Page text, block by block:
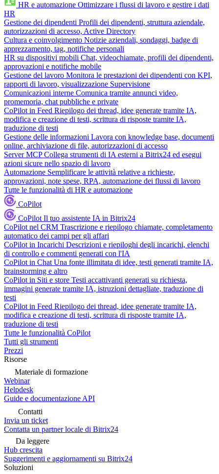
HR e automazione Ottimizzare i flussi di lavoro e gestire i dati
HR
Gestione dei dipendenti Profili dei dipendenti, struttura aziendale,
autorizzazioni di accesso, Active Directory
Cultura e coinvolgimento Notizie aziendali, sondaggi, badge di
apprezzamento, tag, notifiche personali
HR su dispositivi mobili Chat, videochiamate, profili dei dipendenti,
approvazioni e notifiche mobile
Gestione del lavoro Monitora le prestazioni dei dipendenti con KPI,
rapporti di lavoro, visualizzazione Supervisione
Comunicazioni interne Comunica tramite annunci video,
promemoria, chat pubbliche e private
CoPilot in Feed Riepilogo dei thread, idee generate tramite IA,
modifica e creazione di testi, scrittura di risposte tramite IA,
traduzione di testi
Gestione delle informazioni Lavora con knowledge base, documenti
online, archiviazione di file, autorizzazioni di accesso
Server MCP Collega strumenti di IA esterni a Bitrix24 ed esegui
azioni sicure nello spazio di lavoro
Automazione Semplificare le attività relative a richieste,
approvazioni, note spese, RPA, automazione dei flussi di lavoro
Tutte le funzionalità di HR e automazione
CoPilot
CoPilot Il tuo assistente IA in Bitrix24
CoPilot nel CRM Trascrizione e riepilogo chiamate, completamento
automatico dei campi per gli affari
CoPilot in Incarichi Descrizioni e riepiloghi degli incarichi, elenchi
di controllo e commenti generati con l'IA
CoPilot in Chat Una fonte illimitata di idee, testi generati tramite IA,
brainstorming e altro
CoPilot in Siti e store Testi accattivanti generati su richiesta,
immagini generate tramite IA, istruzioni dettagliate, traduzione di
testi
CoPilot in Feed Riepilogo dei thread, idee generate tramite IA,
modifica e creazione di testi, scrittura di risposte tramite IA,
traduzione di testi
Tutte le funzionalità CoPilot
Tutti gli strumenti
Prezzi
Risorse
Materiale di formazione
Webinar
Helpdesk
Guide e documentazione API
Contatti
Invia un ticket
Contatta un partner locale di Bitrix24
Da leggere
Hub crescita
Suggerimenti e aggiornamenti su Bitrix24
Soluzioni